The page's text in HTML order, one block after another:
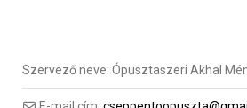
Szervező neve:Ópusztaszeri Akhal